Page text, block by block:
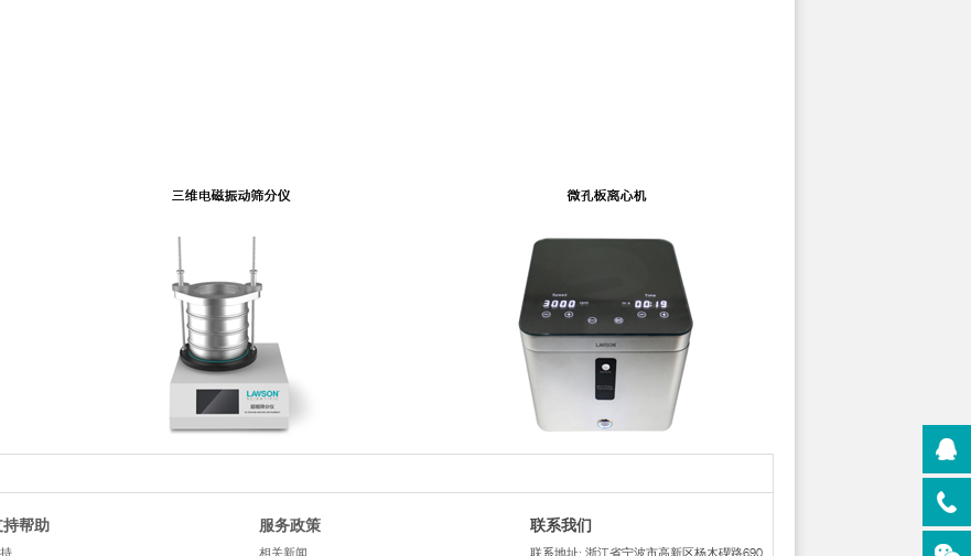
帮助 服务政策
相关新闻
联系我们
联系地址: 浙江省宁波市高新区杨木碶路690